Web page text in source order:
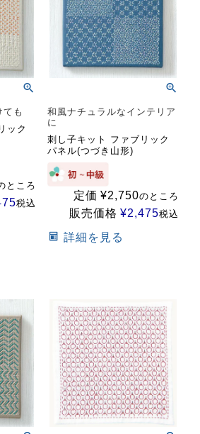
も
ック
ところ
税込
和風ナチュラルなインテリア
に
刺し子キット ファブリック
パネル(つづき山形)
定価 ¥2,750のところ
販売価格 ¥2,475税込
詳細を見る